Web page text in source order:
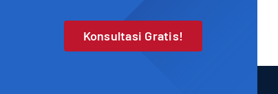
Konsultasi Gratis!